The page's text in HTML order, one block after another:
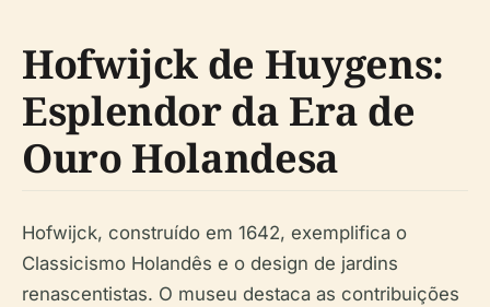
Hofwijck de Huygens:
Esplendor da Era de
Ouro Holandesa
Hofwijck, construído em 1642, exemplifica o
Classicismo Holandês e o design de jardins
renascentistas. O museu destaca as contribuições